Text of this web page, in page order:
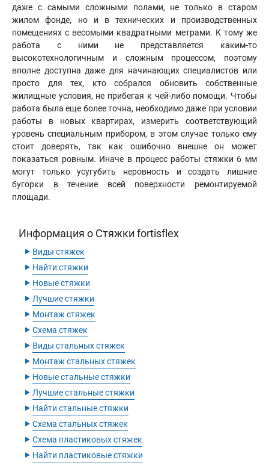
даже с самыми сложными полами, не только в старом
жилом фонде, но и в технических и производственных
помещениях с весомыми квадратными метрами. К тому же
работа с ними не представляется каким-то
высокотехнологичным и сложным процессом, поэтому
вполне доступна даже для начинающих специалистов или
просто для тех, кто собрался обновить собственные
жилищные условия, не прибегая к чей-либо помощи. Чтобы
работа была еще более точна, необходимо даже при условии
работы в новых квартирах, измерить соответствующий
уровень специальным прибором, в этом случае только ему
стоит доверять, так как ошибочно внешне он может
показаться ровным. Иначе в процесс работы стяжки 6 мм
могут только усугубить неровность и создать лишние
бугорки в течение всей поверхности ремонтируемой
площади.
Информация о Стяжки fortisflex
‣ Виды стяжек
‣ Найти стяжки
‣ Новые стяжки
‣ Лучшие стяжки
‣ Монтаж стяжек
‣ Схема стяжек
‣ Виды стальных стяжек
‣ Монтаж стальных стяжек
‣ Новые стальные стяжки
‣ Лучшие стальные стяжки
‣ Найти стальные стяжки
‣ Схема стальных стяжек
‣ Схема пластиковых стяжек
‣ Найти пластиковые стяжки